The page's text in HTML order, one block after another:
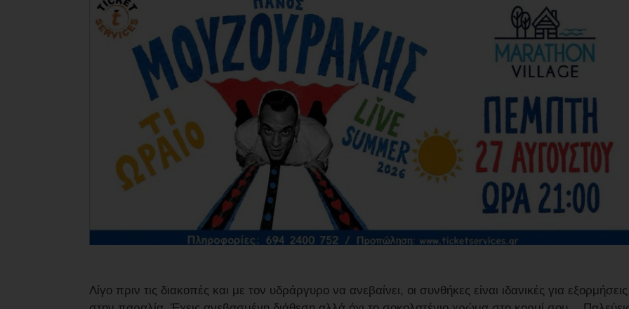
Λίγο πριν τις διακοπές και με τον υδράργυρο να ανεβαίνει, οι συνθήκες είναι ιδανικές για εξορμήσεις